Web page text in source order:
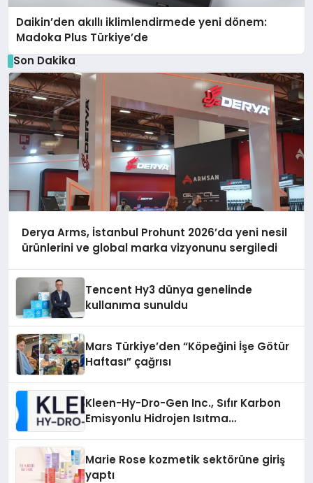
Daikin’den akıllı iklimlendirmede yeni dönem:
Madoka Plus Türkiye’de
Son Dakika
Derya Arms, İstanbul Prohunt 2026’da yeni nesil
ürünlerini ve global marka vizyonunu sergiledi
Tencent Hy3 dünya genelinde
kullanıma sunuldu
Mars Türkiye’den “Köpeğini İşe Götür
Haftası” çağrısı
Kleen-Hy-Dro-Gen Inc., Sıfır Karbon
Emisyonlu Hidrojen Isıtma
Marie Rose kozmetik sektörüne giriş
yaptı